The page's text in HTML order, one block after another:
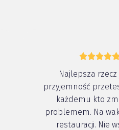
Najlepsza rzecz
przyjemność
każdemu kto
problemem. Na
restauracji. Nie